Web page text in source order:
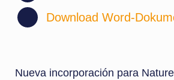
Download Word-
Nueva incorporación para